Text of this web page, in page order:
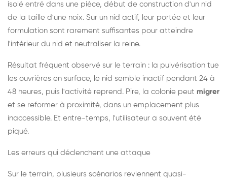
isolé entré dans une pièce, début de construction d'un nid
de la taille d'une noix. Sur un nid actif, leur portée et leur
formulation sont rarement suffisantes pour atteindre
l'intérieur du nid et neutraliser la reine.
Résultat fréquent observé sur le terrain : la pulvérisation tue
les ouvrières en surface, le nid semble inactif pendant 24 à
48 heures, puis l'activité reprend. Pire, la colonie peut migrer
et se reformer à proximité, dans un emplacement plus
inaccessible. Et entre-temps, l'utilisateur a souvent été
piqué.
Les erreurs qui déclenchent une attaque
Sur le terrain, plusieurs scénarios reviennent quasi-